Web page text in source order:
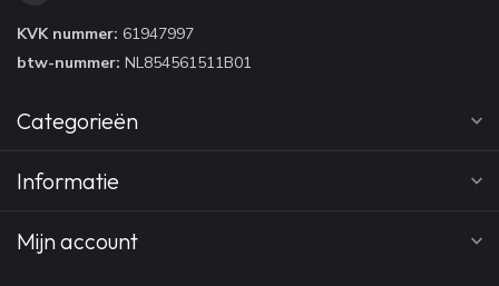
KVK nummer: 61947997
btw-nummer: NL854561511B01
Categorieën
Informatie
Mijn account